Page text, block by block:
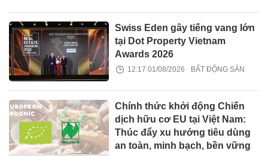
Swiss Eden gây tiếng vang lớn
tại Dot Property Vietnam
Awards 2026
12:17 01/08/2026 BẤT ĐỘNG SẢN
Chính thức khởi động Chiến
dịch hữu cơ EU tại Việt Nam:
Thúc đẩy xu hướng tiêu dùng
an toàn, minh bạch, bền vững